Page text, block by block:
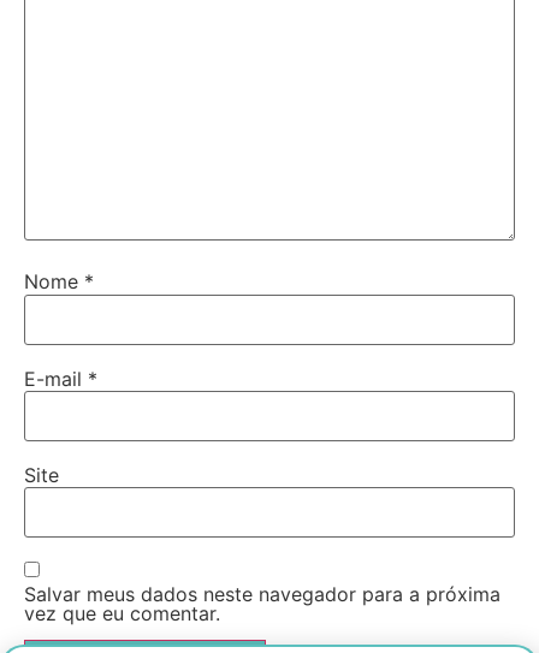
Nome *
E-mail *
Site
Salvar meus dados neste navegador para a próxima
vez que eu comentar.